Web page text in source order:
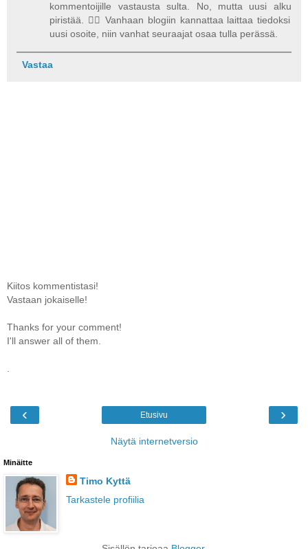
kommentoijille vastausta sulta. No, mutta uusi alku
piristää. 👍🏻 Vanhaan blogiin kannattaa laittaa tiedoksi
uusi osoite, niin vanhat seuraajat osaa tulla perässä.
Vastaa
Kiitos kommentistasi!
Vastaan jokaiselle!
Thanks for your comment!
I'll answer all of them.
.
‹ ›
Etusivu
Näytä internetversio
Minäitte
Timo Kyttä
Tarkastele profiilia